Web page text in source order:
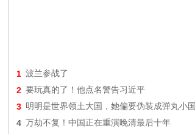
1 波兰参战了
2 要玩真的了！他点名警告习近平
3 明明是世界领土大国，她偏要伪装成弹丸小国
4 万劫不复！中国正在重演晚清最后十年